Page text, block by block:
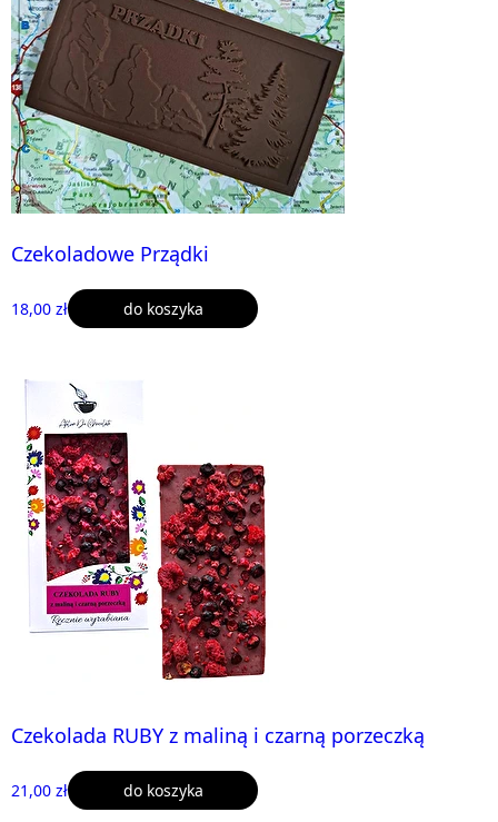
Czekoladowe Prządki
18,00 zł do koszyka
Czekolada RUBY z maliną i czarną porzeczką
21,00 zł do koszyka